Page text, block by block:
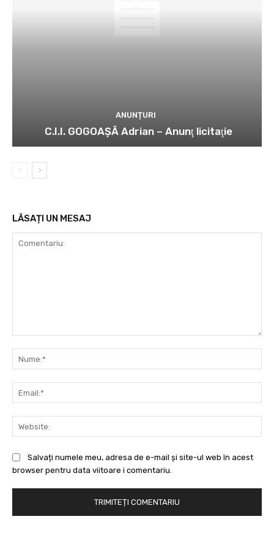
ANUNȚURI
C.I.I. GOGOAŞĂ Adrian – Anunţ licitaţie
LĂSAȚI UN MESAJ
Salvați numele meu, adresa de e-mail și site-ul web în acest
browser pentru data viitoare i comentariu.